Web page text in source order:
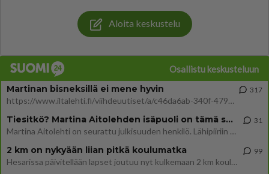
Aloita keskustelu
Osallistu keskusteluun
Martinan bisneksillä ei mene hyvin
https://www.iltalehti.fi/viihdeuutiset/a/c46da6ab-340f-4790-aaa7-0865eed2336 Yrityksen konkurssihakemus on tullut kärä
317
Tiesitkö? Martina Aitolehden isäpuoli on tämä suosittu laulaja
Martina Aitolehti on seurattu julkisuuden henkilö. Lähipiiriin mahtuu muitakin tunnettuja henkilöitä. Tiesitkö, että Ma
31
2 km on nykyään liian pitkä koulumatka
Hesarissa päivitellään lapset joutuu nyt kulkemaan 2 km kouluun jösses. Ruostefillarilla tuo matka menee vaikka miten äk
99